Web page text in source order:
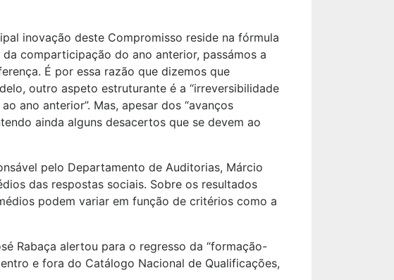
inovação deste Compromisso reside na fórmula
comparticipação do ano anterior, passámos a
É por essa razão que dizemos que
outro aspeto estruturante é a “irreversibilidade
ano anterior”. Mas, apesar dos “avanços
ainda alguns desacertos que se devem ao
pelo Departamento de Auditorias, Márcio
das respostas sociais. Sobre os resultados
podem variar em função de critérios como a
Rabaça alertou para o regresso da “formação-
e fora do Catálogo Nacional de Qualificações,